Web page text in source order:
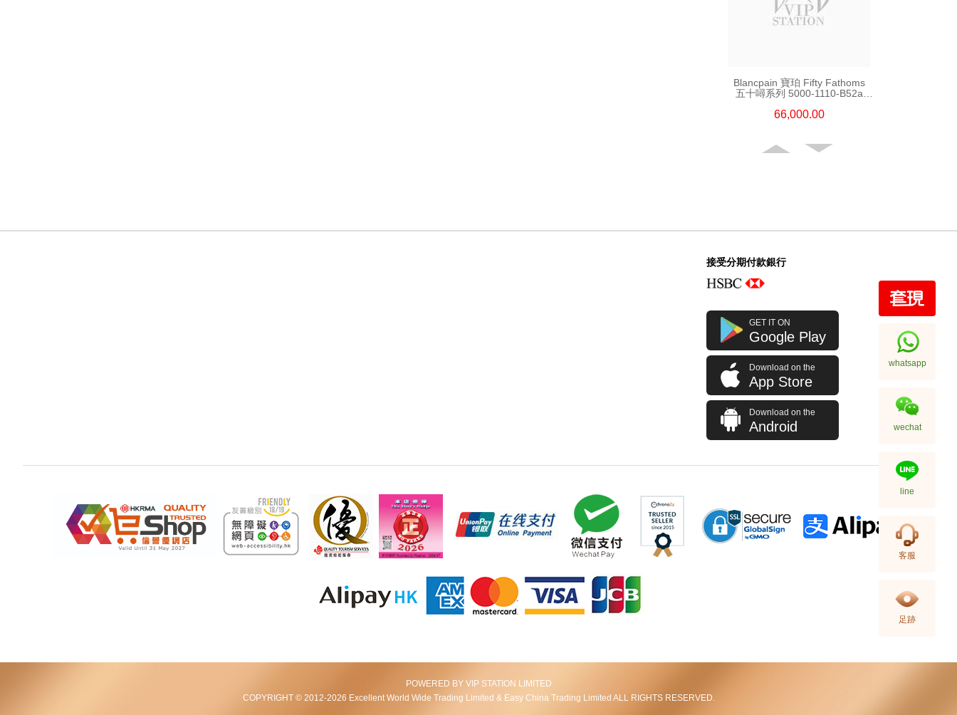
Blancpain 寶珀 Fifty Fathoms
五十噚系列 5000-1110-B52a
66,000.00
Blancpain 寶珀 Fifty Fathoms
五十噚系列 5200-0153-B52a
陶瓷
108,000.00
接受分期付款銀行
GET IT ON
Google Play
Download on the
App Store
Download on the
Android
POWERED BY VIP STATION LIMITED
COPYRIGHT © 2012-2026 Excellent World Wide Trading Limited & Easy China Trading Limited ALL RIGHTS RESERVED.
whatsapp
wechat
line
客服
足跡